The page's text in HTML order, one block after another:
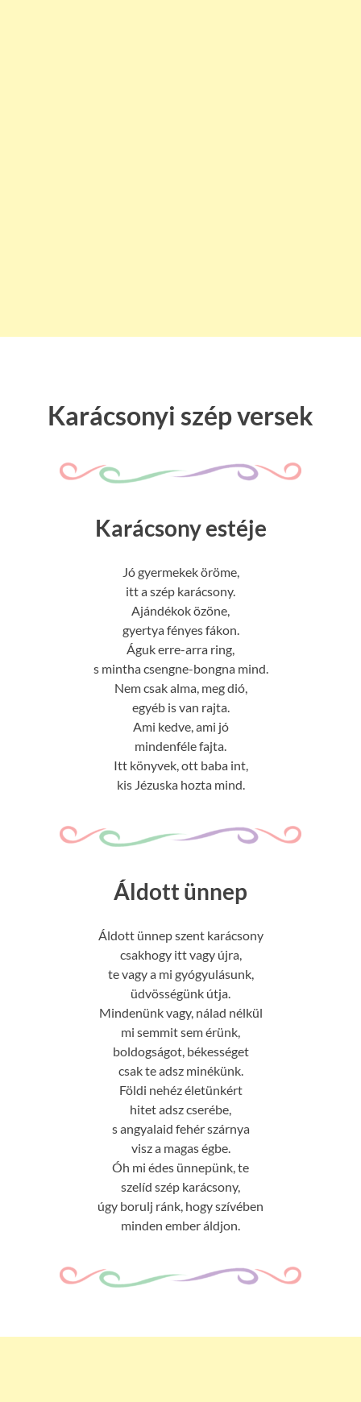
Karácsonyi szép versek
Karácsony estéje
Jó gyermekek öröme,
itt a szép karácsony.
Ajándékok özöne,
gyertya fényes fákon.
Águk erre-arra ring,
s mintha csengne-bongna mind.
Nem csak alma, meg dió,
egyéb is van rajta.
Ami kedve, ami jó
mindenféle fajta.
Itt könyvek, ott baba int,
kis Jézuska hozta mind.
Áldott ünnep
Áldott ünnep szent karácsony
csakhogy itt vagy újra,
te vagy a mi gyógyulásunk,
üdvösségünk útja.
Mindenünk vagy, nálad nélkül
mi semmit sem érünk,
boldogságot, békességet
csak te adsz minékünk.
Földi nehéz életünkért
hitet adsz cserébe,
s angyalaid fehér szárnya
visz a magas égbe.
Óh mi édes ünnepünk, te
szelíd szép karácsony,
úgy borulj ránk, hogy szívében
minden ember áldjon.